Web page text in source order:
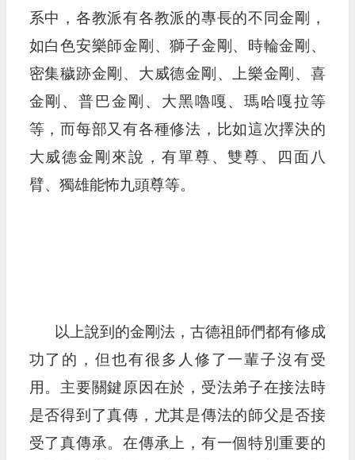
系中，各教派有各教派的專長的不同金剛，
如白色安樂師金剛、獅子金剛、時輪金剛、
密集穢跡金剛、大威德金剛、上樂金剛、喜
金剛、普巴金剛、大黑嚕嘎、瑪哈嘎拉等
等，而每部又有各種修法，比如這次擇決的
大威德金剛來說，有單尊、雙尊、四面八
臂、獨雄能怖九頭尊等。
以上說到的金剛法，古德祖師們都有修成
功了的，但也有很多人修了一輩子沒有受
用。主要關鍵原因在於，受法弟子在接法時
是否得到了真傳，尤其是傳法的師父是否接
受了真傳承。在傳承上，有一個特別重要的